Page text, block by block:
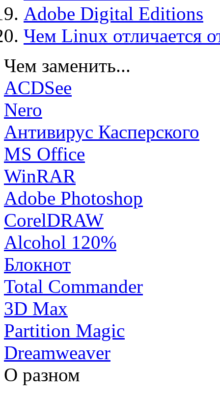
Adobe Digital Editions
Чем Linux отличается
Чем заменить...
ACDSee
Nero
Антивирус Касперского
MS Office
WinRAR
Adobe Photoshop
CorelDRAW
Alcohol 120%
Блокнот
Total Commander
3D Max
Partition Magic
Dreamweaver
О разном